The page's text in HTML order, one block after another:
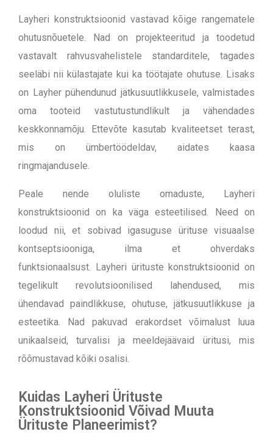
Layheri konstruktsioonid vastavad kõige rangematele
ohutusnõuetele. Nad on projekteeritud ja toodetud
vastavalt rahvusvahelistele standarditele, tagades
seeläbi nii külastajate kui ka töötajate ohutuse. Lisaks
on Layher pühendunud jätkusuutlikkusele, valmistades
oma tooteid vastutustundlikult ja vähendades
keskkonnamõju. Ettevõte kasutab kvaliteetset terast,
mis on ümbertöödeldav, aidates kaasa
ringmajandusele.
Peale nende oluliste omaduste, Layheri
konstruktsioonid on ka väga esteetilised. Need on
loodud nii, et sobivad igasuguse ürituse visuaalse
kontseptsiooniga, ilma et ohverdaks
funktsionaalsust. Layheri ürituste konstruktsioonid on
tegelikult revolutsioonilised lahendused, mis
ühendavad paindlikkuse, ohutuse, jätkusuutlikkuse ja
esteetika. Nad pakuvad erakordset võimalust luua
unikaalseid, turvalisi ja meeldejäävaid üritusi, mis
rõõmustavad kõiki osalisi.
Kuidas Layheri Ürituste
Konstruktsioonid Võivad Muuta
Ürituste Planeerimist?